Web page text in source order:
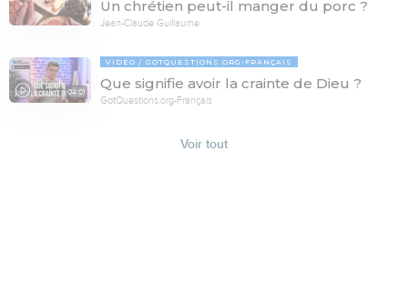
Un chrétien peut-il manger du porc ?
Jean-Claude Guillaume
04:01
VIDÉO GOTQUESTIONS.ORG-FRANÇAIS
Que signifie avoir la crainte de Dieu ?
GotQuestions.org-Français
Voir tout